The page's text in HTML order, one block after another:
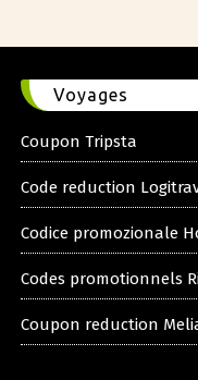
Voyages
Coupon Tripsta
Code reduction
Codice promozionale
Codes promotionnels
Coupon reduction